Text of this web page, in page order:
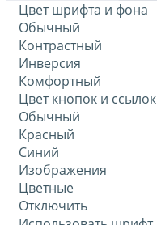
Цвет шрифта и фона
Обычный
Контрастный
Инверсия
Комфортный
Цвет кнопок и ссылок
Обычный
Красный
Синий
Изображения
Цветные
Отключить